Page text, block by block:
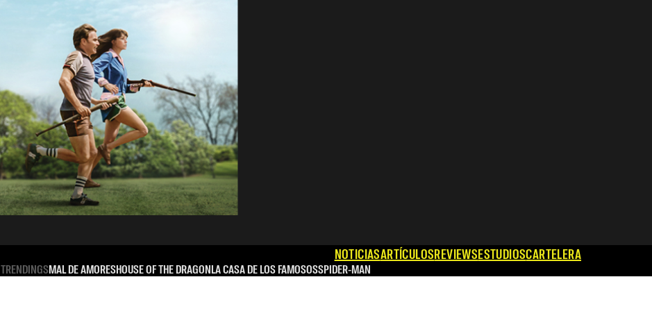
NOTICIASARTÍCULOSREVIEWSESTUDIOSCARTELERA
TRENDINGSMAL DE AMORESHOUSE OF THE DRAGONLA CASA DE LOS FAMOSOSSPIDER-MAN